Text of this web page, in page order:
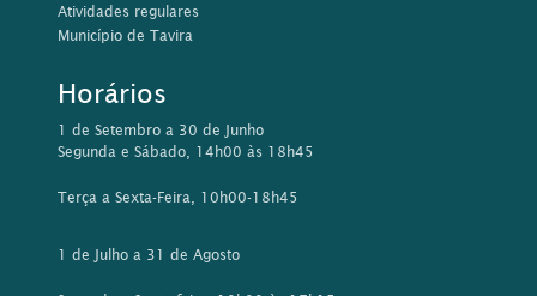
Atividades regulares
Município de Tavira
Horários
1 de Setembro a 30 de Junho
Segunda e Sábado, 14h00 às 18h45
Terça a Sexta-Feira, 10h00-18h45
1 de Julho a 31 de Agosto